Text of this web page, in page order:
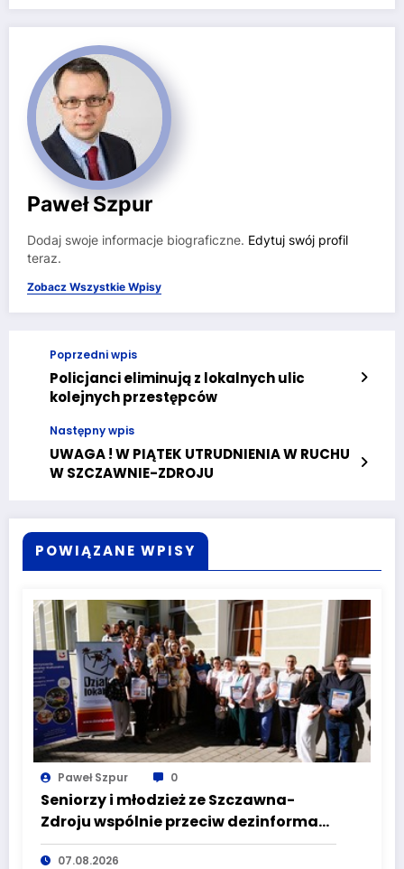
Paweł Szpur
Dodaj swoje informacje biograficzne. Edytuj swój profil
teraz.
Zobacz Wszystkie Wpisy
Poprzedni wpis
Policjanci eliminują z lokalnych ulic
kolejnych przestępców
Następny wpis
UWAGA ! W PIĄTEK UTRUDNIENIA W RUCHU
W SZCZAWNIE-ZDROJU
POWIĄZANE WPISY
Paweł Szpur 0
Seniorzy i młodzież ze Szczawna-
Zdroju wspólnie przeciw dezinformacji
i manipulacji
07.08.2026